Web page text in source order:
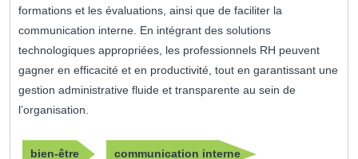
formations et les évaluations, ainsi que de faciliter la
communication interne. En intégrant des solutions
technologiques appropriées, les professionnels RH peuvent
gagner en efficacité et en productivité, tout en garantissant une
gestion administrative fluide et transparente au sein de
l’organisation.
bien-être communication interne